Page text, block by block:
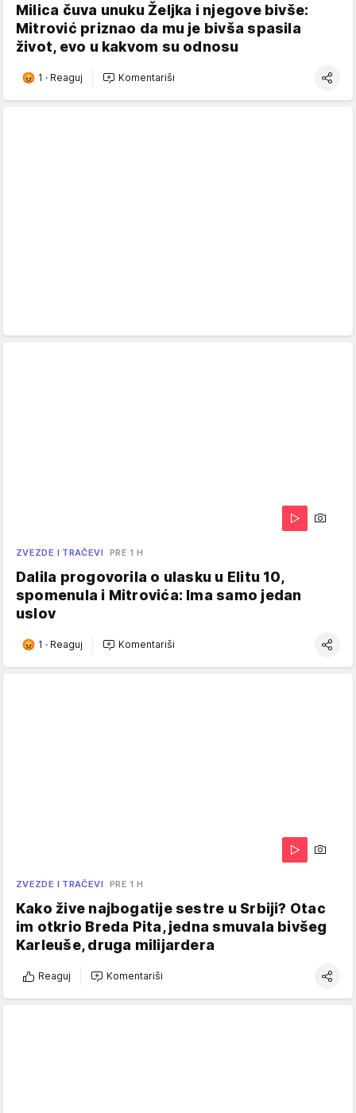
Milica čuva unuku Željka i njegove bivše:
Mitrović priznao da mu je bivša spasila
život, evo u kakvom su odnosu
1 · Reaguj Komentariši
ZVEZDE I TRAČEVI PRE 1 H
Dalila progovorila o ulasku u Elitu 10,
spomenula i Mitrovića: Ima samo jedan
uslov
1 · Reaguj Komentariši
ZVEZDE I TRAČEVI PRE 1 H
Kako žive najbogatije sestre u Srbiji? Otac
im otkrio Breda Pita, jedna smuvala bivšeg
Karleuše, druga milijardera
Reaguj Komentariši